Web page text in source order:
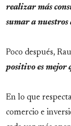
realizar más
sumar a nuestros
Poco después, Rau
positivo es mejor
En lo que
comercio e